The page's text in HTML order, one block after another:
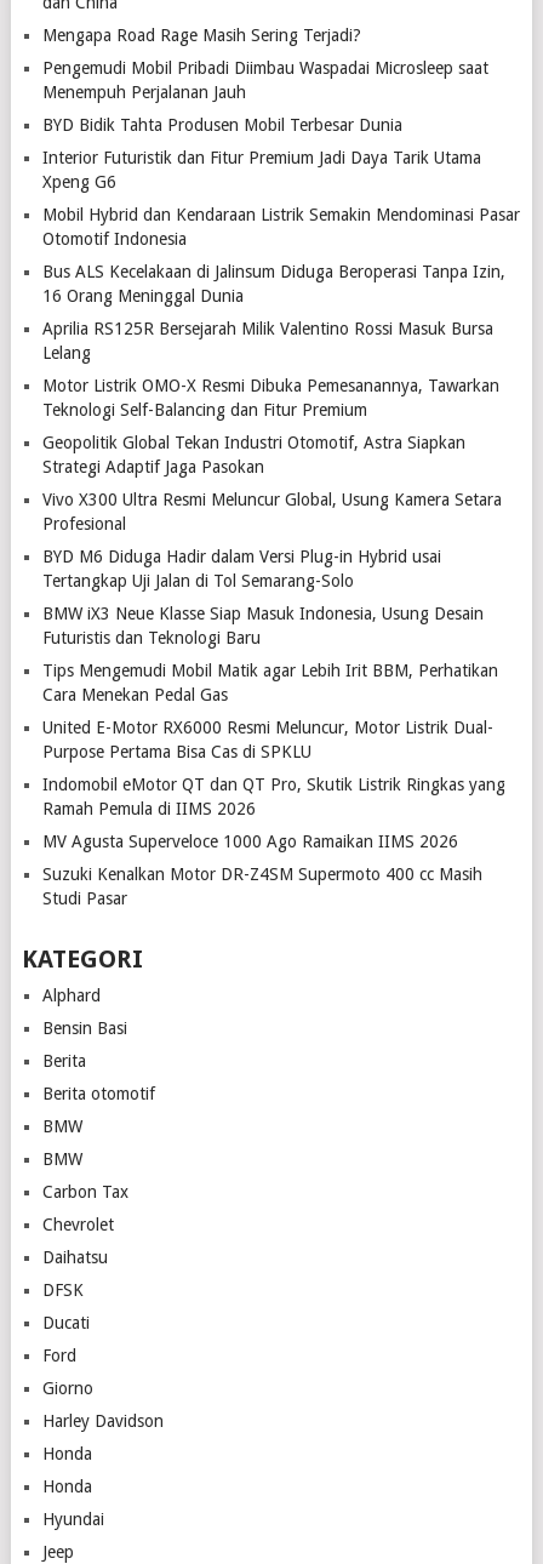
Mengapa Road Rage Masih Sering Terjadi?
Pengemudi Mobil Pribadi Diimbau Waspadai Microsleep saat
Menempuh Perjalanan Jauh
BYD Bidik Tahta Produsen Mobil Terbesar Dunia
Interior Futuristik dan Fitur Premium Jadi Daya Tarik Utama
Xpeng G6
Mobil Hybrid dan Kendaraan Listrik Semakin Mendominasi Pasar
Otomotif Indonesia
Bus ALS Kecelakaan di Jalinsum Diduga Beroperasi Tanpa Izin,
16 Orang Meninggal Dunia
Aprilia RS125R Bersejarah Milik Valentino Rossi Masuk Bursa
Lelang
Motor Listrik OMO-X Resmi Dibuka Pemesanannya, Tawarkan
Teknologi Self-Balancing dan Fitur Premium
Geopolitik Global Tekan Industri Otomotif, Astra Siapkan
Strategi Adaptif Jaga Pasokan
Vivo X300 Ultra Resmi Meluncur Global, Usung Kamera Setara
Profesional
BYD M6 Diduga Hadir dalam Versi Plug-in Hybrid usai
Tertangkap Uji Jalan di Tol Semarang-Solo
BMW iX3 Neue Klasse Siap Masuk Indonesia, Usung Desain
Futuristis dan Teknologi Baru
Tips Mengemudi Mobil Matik agar Lebih Irit BBM, Perhatikan
Cara Menekan Pedal Gas
United E-Motor RX6000 Resmi Meluncur, Motor Listrik Dual-
Purpose Pertama Bisa Cas di SPKLU
Indomobil eMotor QT dan QT Pro, Skutik Listrik Ringkas yang
Ramah Pemula di IIMS 2026
MV Agusta Superveloce 1000 Ago Ramaikan IIMS 2026
Suzuki Kenalkan Motor DR-Z4SM Supermoto 400 cc Masih
Studi Pasar
KATEGORI
Alphard
Bensin Basi
Berita
Berita otomotif
BMW
BMW
Carbon Tax
Chevrolet
Daihatsu
DFSK
Ducati
Ford
Giorno
Harley Davidson
Honda
Honda
Hyundai
Jeep